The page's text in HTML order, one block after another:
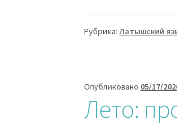
Рубрика:Латышский
Опубликовано 05/17/
Лето: